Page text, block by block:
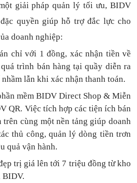
giải pháp quản lý tối ưu, BIDV
quyền giúp hỗ trợ đắc lực cho
doanh nghiệp:
chỉ với 1đồng, xác nhận tiền về
trình bán hàng tại quầy diễn ra
nhầm lẫn khi xác nhận thanh toán.
mềm BIDV Direct Shop & Miễn
QR. Việc tích hợp các tiện ích bán
trên cùng một nền tảng giúp doanh
thủ công, quản lý dòng tiền trơn
quả vận hành.
trị giá lên tới 7 triệu đồng từ kho
BIDV.